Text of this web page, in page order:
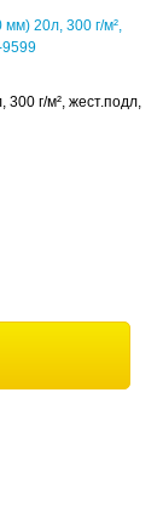
г/м², жест.подл,